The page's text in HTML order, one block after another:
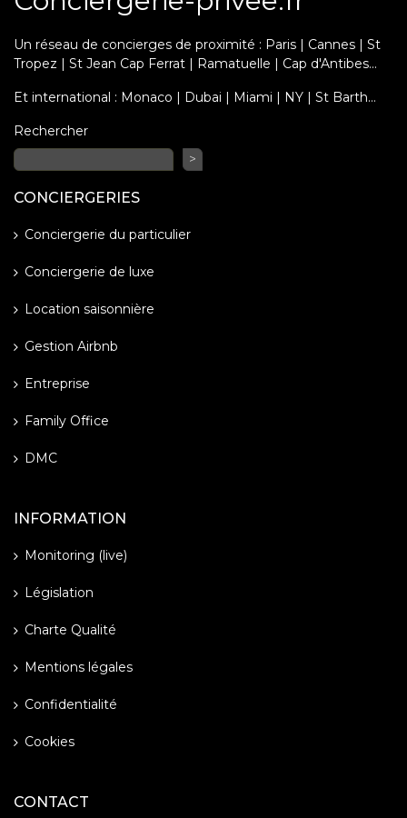
Un réseau de concierges de proximité : Paris | Cannes | St
Tropez | St Jean Cap Ferrat | Ramatuelle | Cap d'Antibes...
Et international : Monaco | Dubai | Miami | NY | St Barth…
Rechercher
>
CONCIERGERIES
Conciergerie du particulier
Conciergerie de luxe
Location saisonnière
Gestion Airbnb
Entreprise
Family Office
DMC
INFORMATION
Monitoring (live)
Législation
Charte Qualité
Mentions légales
Confidentialité
Cookies
CONTACT